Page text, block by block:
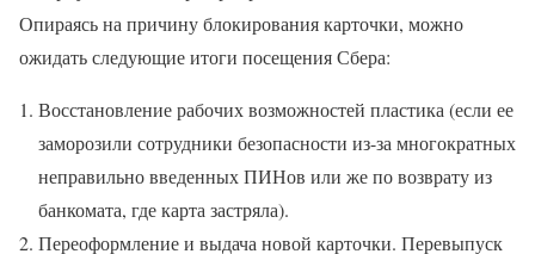
Опираясь на причину блокирования карточки, можно
ожидать следующие итоги посещения Сбера:
Восстановление рабочих возможностей пластика (если ее
заморозили сотрудники безопасности из-за многократных
неправильно введенных ПИНов или же по возврату из
банкомата, где карта застряла).
Переоформление и выдача новой карточки. Перевыпуск